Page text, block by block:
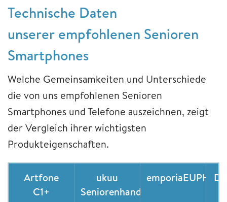
Technische Daten
unserer empfohlenen Senioren
Smartphones
Welche Gemeinsamkeiten und Unterschiede
die von uns empfohlenen Senioren
Smartphones und Telefone auszeichnen, zeigt
der Vergleich ihrer wichtigsten
Produkteigenschaften.
Artfone
C1+
ukuu
Seniorenhandy